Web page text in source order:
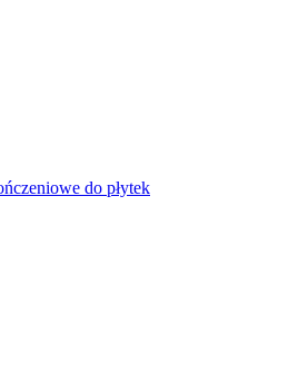
do płytek